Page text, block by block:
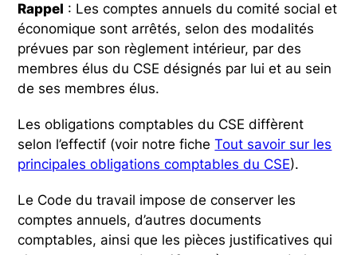
Rappel : Les comptes annuels du comité social et
économique sont arrêtés, selon des modalités
prévues par son règlement intérieur, par des
membres élus du CSE désignés par lui et au sein
de ses membres élus.
Les obligations comptables du CSE diffèrent
selon l’effectif (voir notre ficheTout savoir sur les
principales obligations comptables du CSE).
Le Code du travail impose de conserver les
comptes annuels, d’autres documents
comptables, ainsi que les pièces justificatives qui